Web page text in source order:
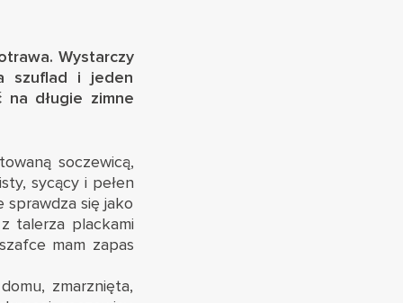
Wystarczy
szuflad i jeden
długie zimne
soczewicą,
sycący i pełen
sprawdza się jako
talerza plackami
mam zapas
zmarznięta,